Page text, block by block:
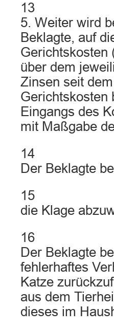
13
5. Weiter wird
Beklagte, auf
Gerichtskosten
über dem
Zinsen seit
Gerichtskosten
Eingangs des
mit Maßgabe
14
Der Beklagte
15
die Klage
16
Der Beklagte
fehlerhaftes
Katze
aus dem
dieses im